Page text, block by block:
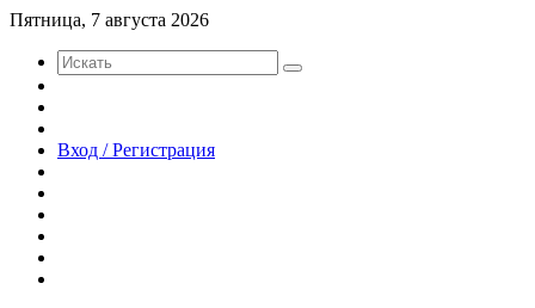
Пятница, 7 августа 2026
Искать
статья
Вход / Регистрация